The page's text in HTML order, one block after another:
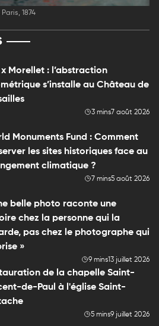
1874
x Morellet : l’abstraction
s’installe au Château de
3 mins7 août 2026
Monuments Fund : Comment
les sites historiques face au
climatique ?
7 mins5 août 2026
belle photo raconte une
chez la personne qui la
pas chez le photographe qui
»
9 mins13 juillet 2026
de la chapelle Saint-
de-Paul à l'église Saint-
5 mins9 juillet 2026